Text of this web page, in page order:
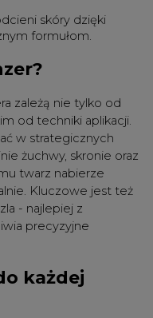
skóry dzięki
formułom.
zależą nie tylko od
od techniki aplikacji.
w strategicznych
żuchwy, skronie oraz
twarz nabierze
Kluczowe jest też
- najlepiej z
precyzyjne
każdej